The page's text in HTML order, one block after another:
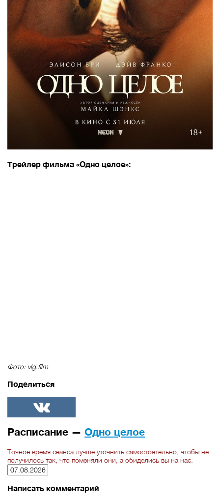
Трейлер фильма «Одно целое»:
Фото: vlg.film
Поделиться
Расписание — Одно целое
Точное время сеанса лучше уточнить самостоятельно, чтобы не
получилось так, что поменяли они, а обиделись вы на нас.
Написать комментарий